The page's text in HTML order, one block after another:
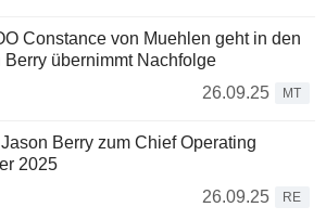
Constance von Muehlen geht in den
Berry übernimmt Nachfolge
26.09.25
MT
Berry zum Chief Operating
2025
26.09.25
RE